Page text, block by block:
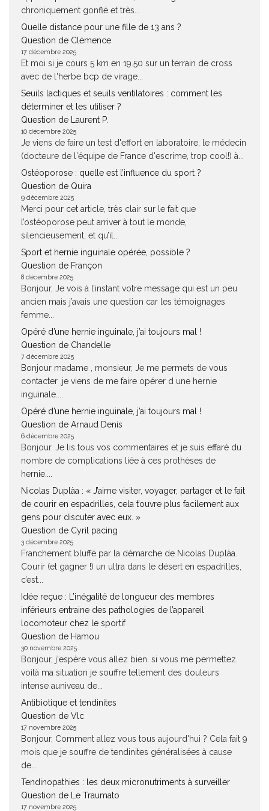
chroniquement gonflé et très...
Quelle distance pour une fille de 13 ans ?
Question de Clémence
17 décembre 2025
Et moi si je cours 5 km en 19.50 sur un terrain de cross
avec de l'herbe bcp de virage...
Seuils lactiques et seuils ventilatoires : comment les
déterminer et les utiliser ?
Question de Laurent P.
10 décembre 2025
Je viens de faire un test d'effort en laboratoire, le médecin
(docteure de l'équipe de France d'escrime, trop cool!) à...
Ostéoporose : quelle est l’influence du sport ?
Question de Quira
9 décembre 2025
Merci pour cet article, très clair sur le fait que
l’ostéoporose peut arriver à tout le monde,
silencieusement, et qu’il...
Sport et hernie inguinale opérée, possible ?
Question de Françon
8 décembre 2025
Bonjour, Je vois à l’instant votre message qui est un peu
ancien mais j’avais une question car les témoignages
femme...
Opéré d’une hernie inguinale, j’ai toujours mal !
Question de Chandelle
7 décembre 2025
Bonjour madame , monsieur, Je me permets de vous
contacter ,je viens de me faire opérer d une hernie
inguinale....
Opéré d’une hernie inguinale, j’ai toujours mal !
Question de Arnaud Denis
6 décembre 2025
Bonjour. Je lis tous vos commentaires et je suis effaré du
nombre de complications liée à ces prothèses de
hernie....
Nicolas Duplàa : « J’aime visiter, voyager, partager et le fait
de courir en espadrilles, cela t’ouvre plus facilement aux
gens pour discuter avec eux. »
Question de Cyril pacing
3 décembre 2025
Franchement bluffé par la démarche de Nicolas Duplàa.
Courir (et gagner !) un ultra dans le désert en espadrilles,
c’est...
Idée reçue : L’inégalité de longueur des membres
inférieurs entraine des pathologies de l’appareil
locomoteur chez le sportif
Question de Hamou
30 novembre 2025
Bonjour, j'espère vous allez bien. si vous me permettez.
voilà ma situation je souffre tellement des douleurs
intense auniveau de...
Antibiotique et tendinites
Question de Vlc
17 novembre 2025
Bonjour, Comment allez vous tous aujourd'hui ? Cela fait 9
mois que je souffre de tendinites généralisées à cause
de...
Tendinopathies : les deux micronutriments à surveiller
Question de Le Traumato
17 novembre 2025